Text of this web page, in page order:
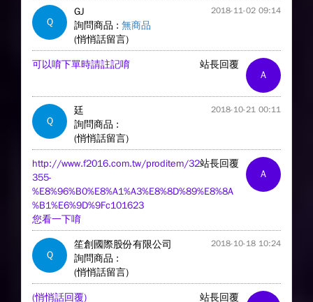
Q
GJ 2018-11-02 09:14
詢問商品 : 無商品
(悄悄話留言)
A
站長回覆
可以唷下單時請註記唷
Q
廷 2018-10-21 00:11
詢問商品 :
(悄悄話留言)
A
站長回覆
http://www.f2016.com.tw/proditem/32
355-
%E8%96%B0%E8%A1%A3%E8%8D%89%E8%8A
%B1%E6%9D%9Fc101623
您看一下唷
Q
笙創國際股份有限公司 2018-10-18 10:24
詢問商品 :
(悄悄話留言)
站長回覆
(悄悄話回覆)